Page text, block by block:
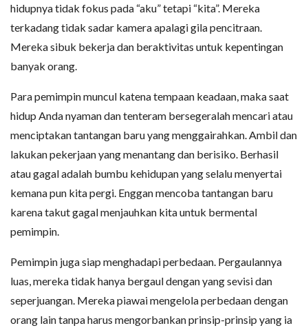
hidupnya tidak fokus pada “aku” tetapi “kita”. Mereka
terkadang tidak sadar kamera apalagi gila pencitraan.
Mereka sibuk bekerja dan beraktivitas untuk kepentingan
banyak orang.
Para pemimpin muncul katena tempaan keadaan, maka saat
hidup Anda nyaman dan tenteram bersegeralah mencari atau
menciptakan tantangan baru yang menggairahkan. Ambil dan
lakukan pekerjaan yang menantang dan berisiko. Berhasil
atau gagal adalah bumbu kehidupan yang selalu menyertai
kemana pun kita pergi. Enggan mencoba tantangan baru
karena takut gagal menjauhkan kita untuk bermental
pemimpin.
Pemimpin juga siap menghadapi perbedaan. Pergaulannya
luas, mereka tidak hanya bergaul dengan yang sevisi dan
seperjuangan. Mereka piawai mengelola perbedaan dengan
orang lain tanpa harus mengorbankan prinsip-prinsip yang ia